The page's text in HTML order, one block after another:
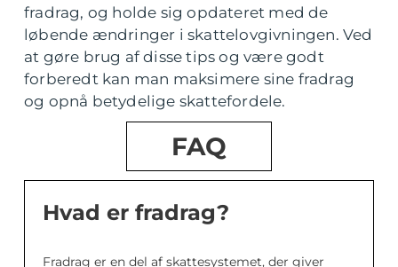
fradrag, og holde sig opdateret med de
løbende ændringer i skattelovgivningen. Ved
at gøre brug af disse tips og være godt
forberedt kan man maksimere sine fradrag
og opnå betydelige skattefordele.
FAQ
Hvad er fradrag?
Fradrag er en del af skattesystemet, der giver